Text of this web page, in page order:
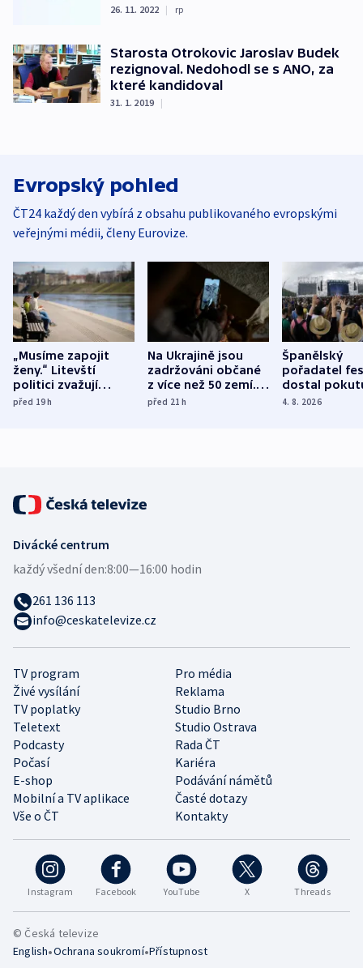
26. 11. 2022 | rp
Starosta Otrokovic Jaroslav Budek
rezignoval. Nedohodl se s ANO, za
které kandidoval
31. 1. 2019 |
Evropský pohled
ČT24 každý den vybírá z obsahu publikovaného evropskými
veřejnými médii, členy Eurovize.
„Musíme zapojit
ženy.“ Litevští
politici zvažují
dohodu o
před 19h
Na Ukrajině jsou
zadržováni občané
z více než 50 zemí.
Bojovali na straně
před 21h
Španělský
pořadatel
dostal
nekalé
4. 8. 2026
Instagram Facebook YouTube X Threads
TV program
Pro média
Živé vysílání
Reklama
TV poplatky
Studio Brno
Teletext
Studio Ostrava
Podcasty
Rada ČT
Počasí
Kariéra
E-shop
Podávání námětů
Mobilní a TV aplikace
Časté dotazy
Vše o ČT
Kontakty
Divácké centrum
každý všední den:8:00—16:00 hodin
261 136 113
info@ceskatelevize.cz
© Česká televize
English•Ochrana soukromí•Přístupnost